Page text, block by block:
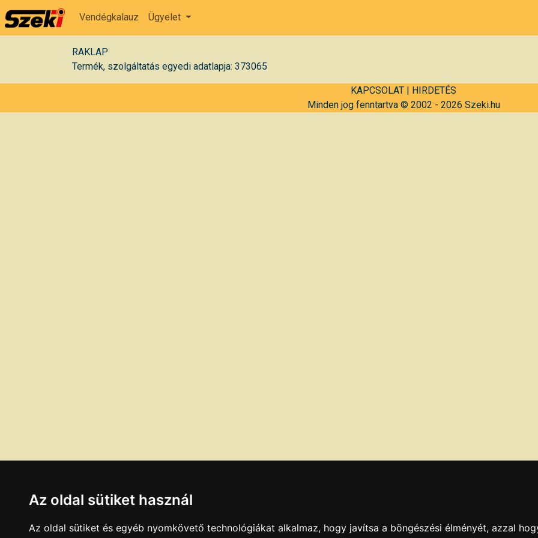
Vendégkalauz Ügyelet
RAKLAP
Termék, szolgáltatás egyedi adatlapja: 373065
KAPCSOLAT | HIRDETÉS
Minden jog fenntartva © 2002 - 2026 Szeki.hu
Az oldal sütiket használ
Az oldal sütiket és egyéb nyomkövető technológiákat alkalmaz, hogy javítsa a böngészési élményét, azzal